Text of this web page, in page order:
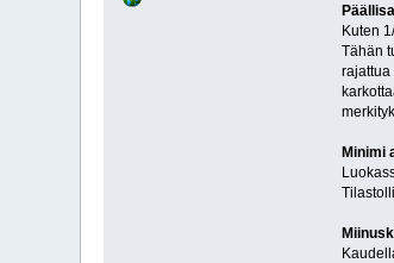
Kuten
Tähän
rajattua
Minimi